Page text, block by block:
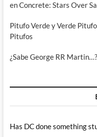
en Concrete: Stars Over
Pitufo Verde y Verde
Pitufos
¿Sabe George RR
Has DC done something